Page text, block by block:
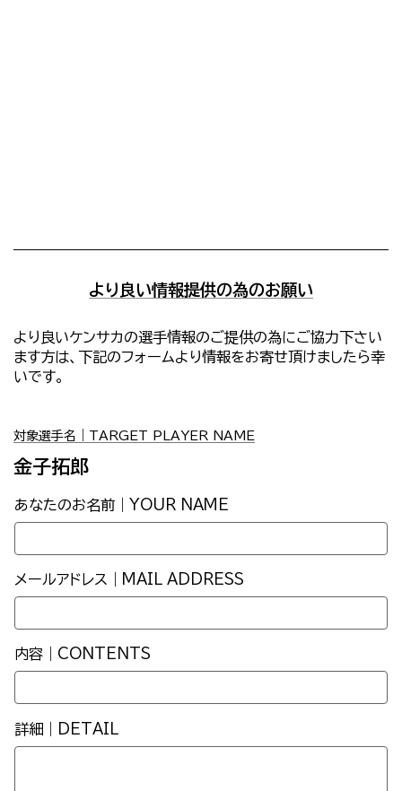
より良い情報提供の為のお願い
より良いケンサカの選手情報のご提供の為にご協力下さい
ます方は、下記のフォームより情報をお寄せ頂けましたら幸
いです。
対象選手名｜TARGET PLAYER NAME
金子拓郎
あなたのお名前｜YOUR NAME
メールアドレス｜MAIL ADDRESS
内容｜CONTENTS
詳細｜DETAIL